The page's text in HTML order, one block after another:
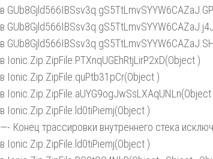
в
в
в
в Ionic.Zip.ZipFile.PTXnqUGEhRtjLirP2xD(Object )
в Ionic.Zip.ZipFile.quPtb31pCr(Object )
в Ionic.Zip.ZipFile.aUYG9ogJwSsLXAqUNLn(Object
в Ionic.Zip.ZipFile.ld0tiPiemj(Object )
—- Конец трассировки внутреннего стека
в Ionic.Zip.ZipFile.ld0tiPiemj(Object )